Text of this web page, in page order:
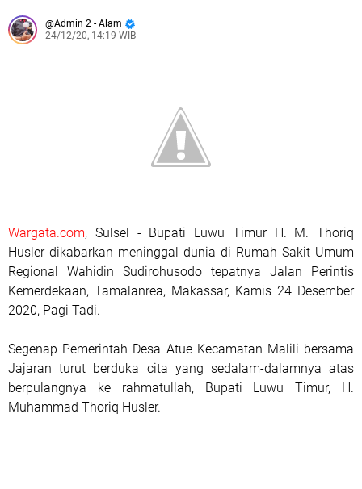
Admin 2 - Alam
24/12/20, 14:19 WIB
Wargata.com, Sulsel - Bupati Luwu Timur H. M. Thoriq
Husler dikabarkan meninggal dunia di Rumah Sakit Umum
Regional Wahidin Sudirohusodo tepatnya Jalan Perintis
Kemerdekaan, Tamalanrea, Makassar, Kamis 24 Desember
2020, Pagi Tadi.
Segenap Pemerintah Desa Atue Kecamatan Malili bersama
Jajaran turut berduka cita yang sedalam-dalamnya atas
berpulangnya ke rahmatullah, Bupati Luwu Timur, H.
Muhammad Thoriq Husler.